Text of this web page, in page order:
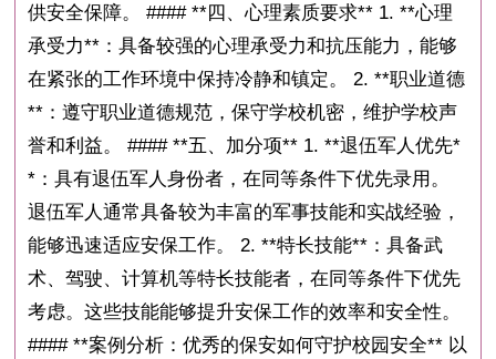
供安全保障。 #### **四、心理素质要求** 1. **心理
承受力**：具备较强的心理承受力和抗压能力，能够
在紧张的工作环境中保持冷静和镇定。 2. **职业道德
**：遵守职业道德规范，保守学校机密，维护学校声
誉和利益。 #### **五、加分项** 1. **退伍军人优先*
*：具有退伍军人身份者，在同等条件下优先录用。
退伍军人通常具备较为丰富的军事技能和实战经验，
能够迅速适应安保工作。 2. **特长技能**：具备武
术、驾驶、计算机等特长技能者，在同等条件下优先
考虑。这些技能能够提升安保工作的效率和安全性。
#### **案例分析：优秀的保安如何守护校园安全** 以